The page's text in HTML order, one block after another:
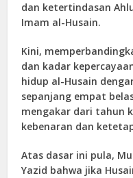
dan ketertindasan
Imam al-Husain.
Kini,
dan kadar
hidup al-Husain
sepanjang empat
mengakar dari tahun
kebenaran dan
Atas dasar ini pula,
Yazid bahwa jika